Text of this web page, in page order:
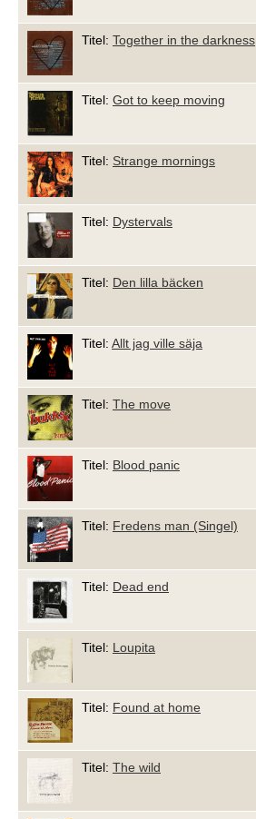
Titel: Together in the darkness
Titel: Got to keep moving
Titel: Strange mornings
Titel: Dystervals
Titel: Den lilla bäcken
Titel: Allt jag ville säja
Titel: The move
Titel: Blood panic
Titel: Fredens man (Singel)
Titel: Dead end
Titel: Loupita
Titel: Found at home
Titel: The wild